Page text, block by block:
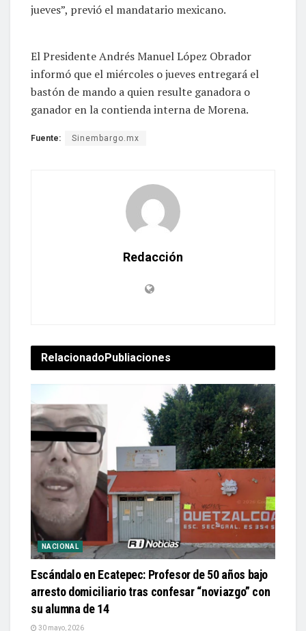
jueves”, previó el mandatario mexicano.
El Presidente Andrés Manuel López Obrador
informó que el miércoles o jueves entregará el
bastón de mando a quien resulte ganadora o
ganador en la contienda interna de Morena.
Fuente: Sinembargo.mx
Redacción
RelacionadoPubliaciones
NACIONAL
Escándalo en Ecatepec: Profesor de 50 años bajo
arresto domiciliario tras confesar “noviazgo” con
su alumna de 14
30 mayo, 2026